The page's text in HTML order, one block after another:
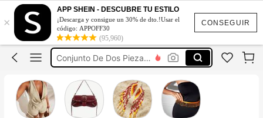
CONSEGUIR
×
APP SHEIN - DESCUBRE TU ESTILO
¡Descarga y consigue un 30% de dto.!Usar el
código: APPOFF30
(95,960)
Vestidos Elegantes Para Fiesta De Gala
Vestidos Elegantes De Mujer
Blusas Bonitas De Mujer
Conjunto De Dos Piezas Mujer
Vestidos Elegantes Para Fiesta De Gala
Vestidos Elegantes De Mujer